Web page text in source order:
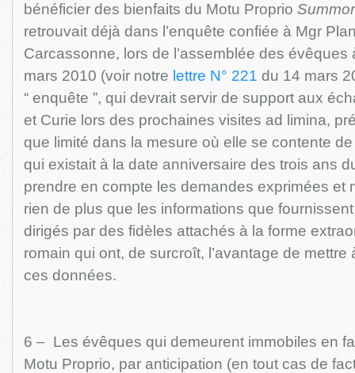
bénéficier des bienfaits du Motu Proprio
retrouvait déjà dans l’enquête confiée à Mgr
Carcassonne, lors de l’assemblée des évêques
mars 2010 (voir notre lettre N° 221 du 14 mars
“ enquête ”, qui devrait servir de support aux
et Curie lors des prochaines visites ad limina,
que limité dans la mesure où elle se contente
qui existait à la date anniversaire des trois ans
prendre en compte les demandes exprimées et
rien de plus que les informations que
dirigés par des fidèles attachés à la forme
romain qui ont, de surcroît, l’avantage de mettre
ces données.
6 – Les évêques qui demeurent immobiles en
Motu Proprio, par anticipation (en tout cas de